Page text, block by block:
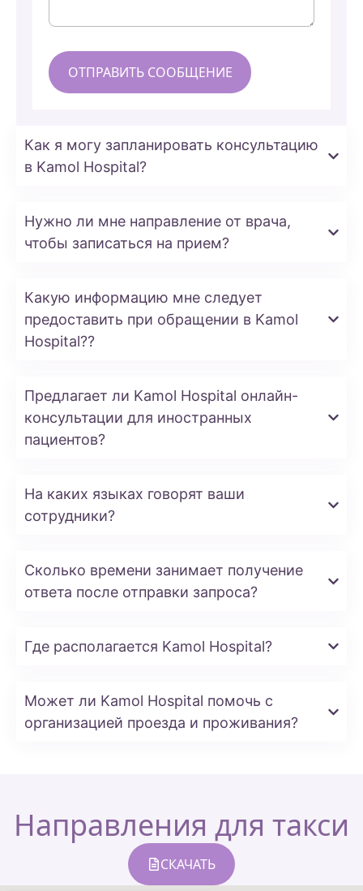
Как я могу запланировать консультацию
в Kamol Hospital?
Нужно ли мне направление от врача,
чтобы записаться на прием?
Какую информацию мне следует
предоставить при обращении в Kamol
Hospital??
Предлагает ли Kamol Hospital онлайн-
консультации для иностранных
пациентов?
На каких языках говорят ваши
сотрудники?
Сколько времени занимает получение
ответа после отправки запроса?
Где располагается Kamol Hospital?
Может ли Kamol Hospital помочь с
организацией проезда и проживания?
Направления для такси
СКАЧАТЬ